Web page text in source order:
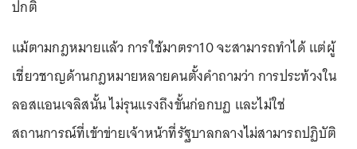
ปกติ
แม้ตามกฎหมายแล้ว การใช้มาตรา10 จะสามารถทำได้ แต่ผู้
เชี่ยวชาญด้านกฎหมายหลายคนตั้งคำถามว่า การประท้วงใน
ลอสแอนเจลิสนั้น ไม่รุนแรงถึงขั้นก่อกบฏ และไม่ใช่
สถานการณ์ที่เข้าข่ายเจ้าหน้าที่รัฐบาลกลางไม่สามารถปฏิบัติ